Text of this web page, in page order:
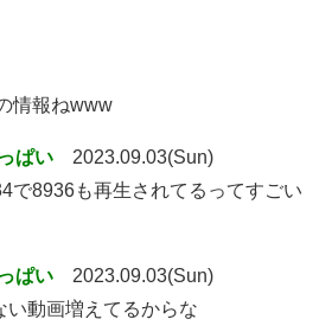
情報ねwww
ぱい
2023.09.03(Sun)
で8936も再生されてるってすごい
ぱい
2023.09.03(Sun)
い動画増えてるからな